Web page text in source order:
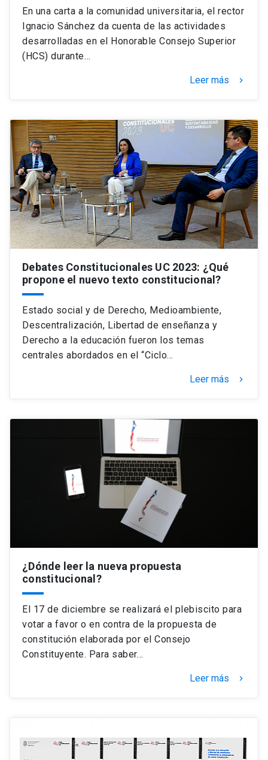
Alumni launch
Padres y familia
Correo UC launch
Mi Portal UC launch
En una carta a la comunidad universitaria, el rector
Ignacio Sánchez da cuenta de las actividades
desarrolladas en el Honorable Consejo Superior
(HCS) durante…
Leer más keyboard_arrow_right
Debates Constitucionales UC 2023: ¿Qué
propone el nuevo texto constitucional?
Estado social y de Derecho, Medioambiente,
Descentralización, Libertad de enseñanza y
Derecho a la educación fueron los temas
centrales abordados en el “Ciclo…
Leer más keyboard_arrow_right
¿Dónde leer la nueva propuesta
constitucional?
El 17 de diciembre se realizará el plebiscito para
votar a favor o en contra de la propuesta de
constitución elaborada por el Consejo
Constituyente. Para saber…
Leer más keyboard_arrow_right